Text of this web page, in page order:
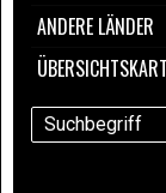
ANDERE LÄNDER